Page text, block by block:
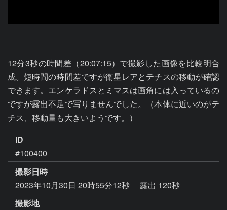
12分3秒の時間差（20:07:15）で撮影した画像を比較明合
成。短時間の時間差ですが衛星レアとテチスの移動が確認
できます。エンケラドスとミマスは画角には入っているの
ですが露出不足で写りませんでした。（本体に近いのがテ
チス、移動量も大きいようです。）
ID
#100400
撮影日時
2023年10月30日 20時55分12秒
露出 120秒
撮影地